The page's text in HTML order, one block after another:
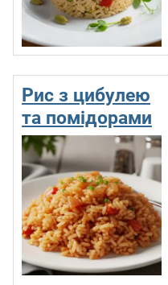
Рис з цибулею
та помідорами